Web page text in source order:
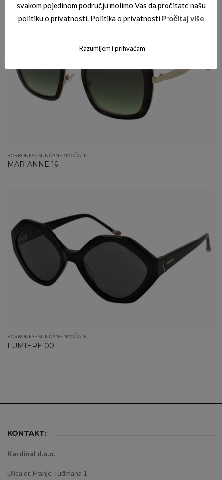
BORBONESE SUNČANE NAOČALE
MARIANNE 16
BORBONESE SUNČANE NAOČALE
LUMIERE 00
KONTAKT:
Kardinal d.o.o.
Ulica dr. Franje Tuđmana 1
svakom pojedinom području molimo Vas da pročitate našu
politiku o privatnosti. Politika o privatnosti Pročitaj više
Razumijem i prihvaćam